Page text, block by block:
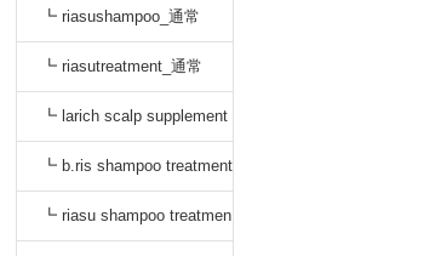
┗ riasushampoo_通常
┗ riasutreatment_通常
┗ larich scalp supplement
_通常
┗ b.ris shampoo treatment
セット_通常
┗ riasu shampoo treatmen